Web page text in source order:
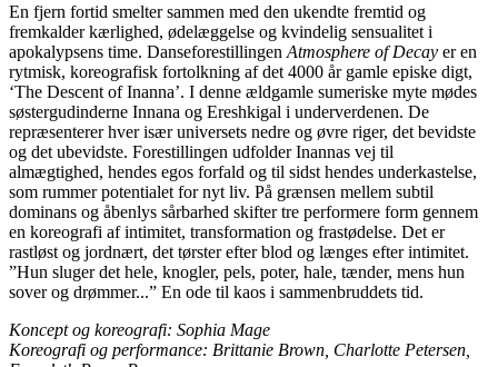
En fjern fortid smelter sammen med den ukendte fremtid og
fremkalder kærlighed, ødelæggelse og kvindelig sensualitet i
apokalypsens time. Danseforestillingen Atmosphere of Decay er en
rytmisk, koreografisk fortolkning af det 4000 år gamle episke digt,
‘The Descent of Inanna’. I denne ældgamle sumeriske myte mødes
søstergudinderne Innana og Ereshkigal i underverdenen. De
repræsenterer hver især universets nedre og øvre riger, det bevidste
og det ubevidste. Forestillingen udfolder Inannas vej til
almægtighed, hendes egos forfald og til sidst hendes underkastelse,
som rummer potentialet for nyt liv. På grænsen mellem subtil
dominans og åbenlys sårbarhed skifter tre performere form gennem
en koreografi af intimitet, transformation og frastødelse. Det er
rastløst og jordnært, det tørster efter blod og længes efter intimitet.
”Hun sluger det hele, knogler, pels, poter, hale, tænder, mens hun
sover og drømmer...” En ode til kaos i sammenbruddets tid.
Koncept og koreografi: Sophia Mage
Koreografi og performance: Brittanie Brown, Charlotte Petersen,